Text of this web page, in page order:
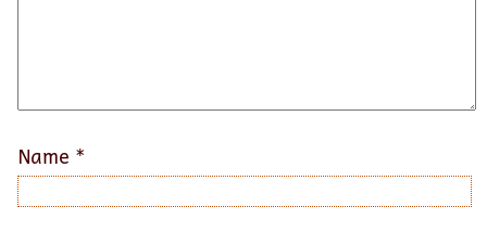
Name *